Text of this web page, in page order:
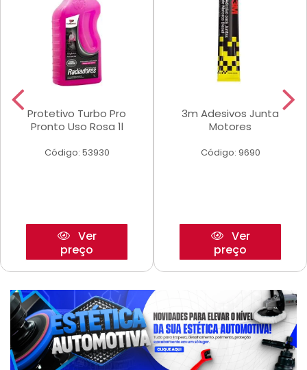
Protetivo Turbo Pro
Pronto Uso Rosa 1l
Código: 53930
Ver
preço
3m Adesivos Junta
Motores
Código: 9690
Ver
preço